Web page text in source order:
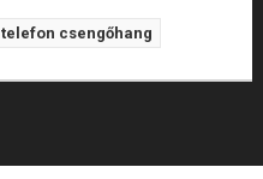
telefon csengőhang